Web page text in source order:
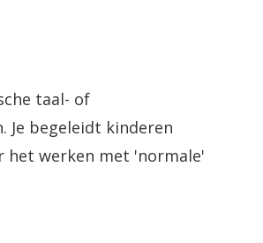
taal- of
begeleidt kinderen
het werken met 'normale'